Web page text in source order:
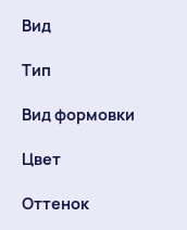
Вид
Тип
Вид формовки
Цвет
Оттенок